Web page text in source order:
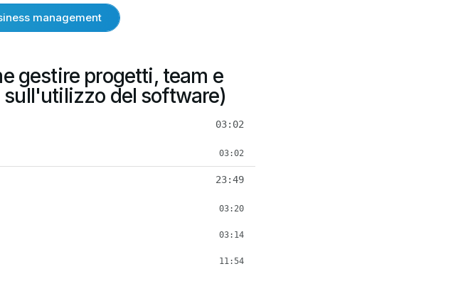
management
gestire progetti, team e
del software)
03:02
03:02
23:49
03:20
03:14
11:54